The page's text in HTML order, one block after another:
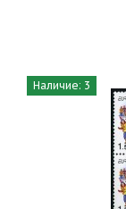
Наличие: 3